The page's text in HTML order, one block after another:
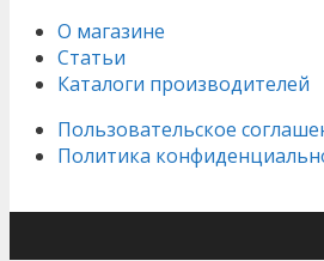
О магазине
Статьи
Каталоги производителей
Пользовательское
Политика